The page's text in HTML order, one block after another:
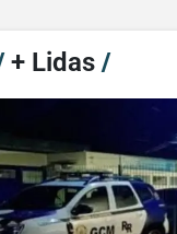
+ Lidas /